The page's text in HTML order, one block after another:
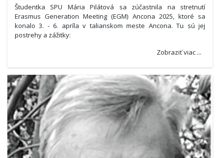
Študentka SPU Mária Pilátová sa zúčastnila na stretnutí
Erasmus Generation Meeting (EGM) Ancona 2025, ktoré sa
konalo 3. - 6. apríla v talianskom meste Ancona. Tu sú jej
postrehy a zážitky:
Zobraziť viac ...